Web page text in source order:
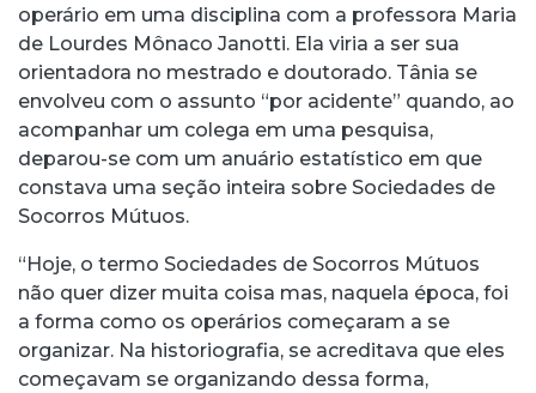
operário em uma disciplina com a professora Maria
de Lourdes Mônaco Janotti. Ela viria a ser sua
orientadora no mestrado e doutorado. Tânia se
envolveu com o assunto “por acidente” quando, ao
acompanhar um colega em uma pesquisa,
deparou-se com um anuário estatístico em que
constava uma seção inteira sobre Sociedades de
Socorros Mútuos.
“Hoje, o termo Sociedades de Socorros Mútuos
não quer dizer muita coisa mas, naquela época, foi
a forma como os operários começaram a se
organizar. Na historiografia, se acreditava que eles
começavam se organizando dessa forma,